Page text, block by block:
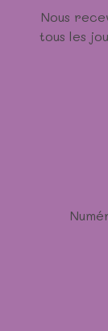
Nous
tous les